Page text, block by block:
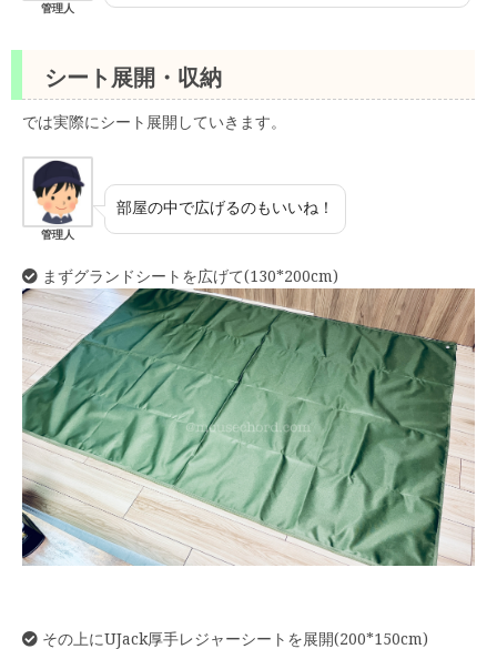
管理人
シート展開・収納
では実際にシート展開していきます。
管理人
部屋の中で広げるのもいいね！
まずグランドシートを広げて(130*200cm)
その上にUJack厚手レジャーシートを展開(200*150cm)